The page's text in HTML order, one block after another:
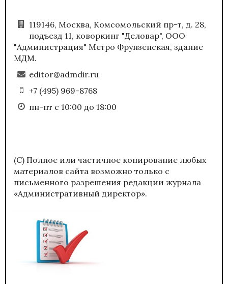
119146, Москва, Комсомольский пр-т, д. 28,
подъезд 11, коворкинг "Деловар", ООО
"Администрация" Метро Фрунзенская, здание
МДМ.
editor@admdir.ru
+7 (495) 969-8768
пн-пт с 10:00 до 18:00
(С) Полное или частичное копирование любых
материалов сайта возможно только с
письменного разрешения редакции журнала
«Административный директор».